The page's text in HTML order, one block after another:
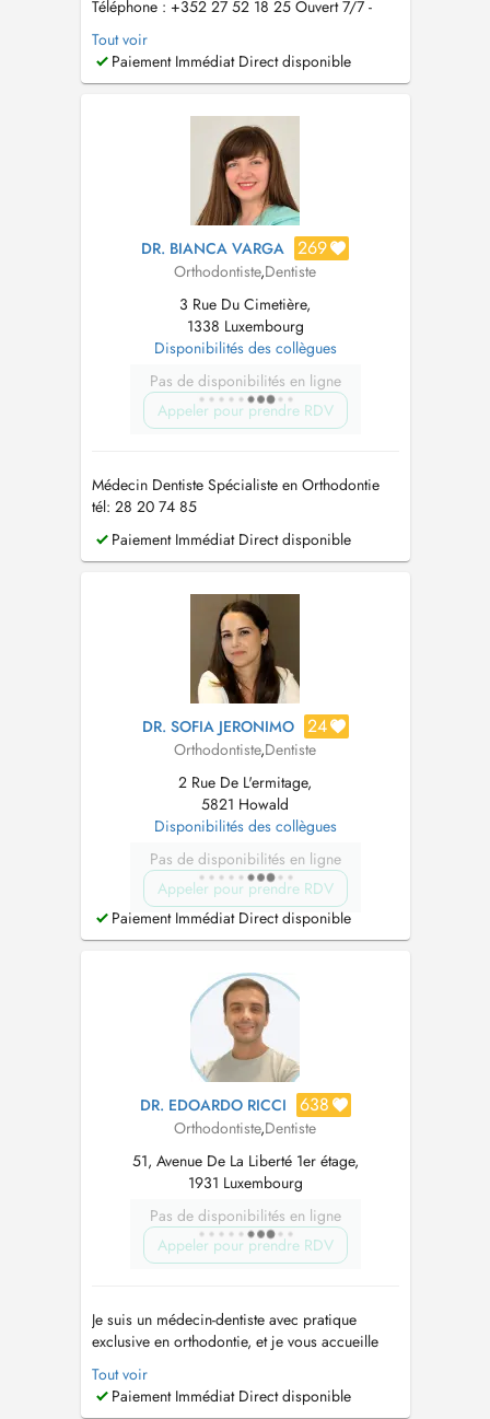
Téléphone : +352 27 52 18 25 Ouvert 7/7 -
Avec ou sans rendez-vous, et prise en charge
des urgences dentaires Adresse : 3 Rue de
Houffalize, L-1737 Bouneweg-Süd, Luxembourg
www.dentalplus.lu Accès : Stati...
Tout voir
Paiement Immédiat Direct disponible
DR. BIANCA VARGA 269
Orthodontiste,Dentiste
3 Rue Du Cimetière,
1338 Luxembourg
Disponibilités des collègues
Pas de disponibilités en ligne
Appeler pour prendre RDV
Médecin Dentiste Spécialiste en Orthodontie
tél: 28 20 74 85
Paiement Immédiat Direct disponible
DR. SOFIA JERONIMO 24
Orthodontiste,Dentiste
2 Rue De L'ermitage,
5821 Howald
Disponibilités des collègues
Pas de disponibilités en ligne
Appeler pour prendre RDV
Paiement Immédiat Direct disponible
DR. EDOARDO RICCI 638
Orthodontiste,Dentiste
51, Avenue De La Liberté 1er étage,
1931 Luxembourg
Pas de disponibilités en ligne
Appeler pour prendre RDV
Je suis un médecin-dentiste avec pratique
exclusive en orthodontie, et je vous accueille
pour tous vos besoins en soins orthodontiques
pour les enfants et les adultes. Je peux aligner
vos dents avec plusieurs sortes d'appareils: des
Tout voir
Paiement Immédiat Direct disponible